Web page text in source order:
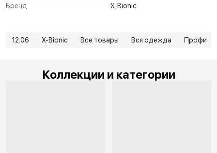
Бренд
X-Bionic
12.06 X-Bionic Все товары Вся одежда Профи
Коллекции и категории